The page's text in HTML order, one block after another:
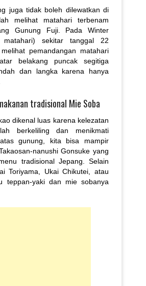
juga tidak boleh dilewatkan di
melihat matahari terbenam
Gunung Fuji. Pada Winter
sekitar tanggal 22
pemandangan matahari
belakang puncak segitiga
dan langka karena hanya
tradisional Mie Soba
dikenal luas karena kelezatan
berkeliling dan menikmati
gunung, kita bisa mampir
nanushi Gonsuke yang
tradisional Jepang. Selain
Toriyama, Ukai Chikutei, atau
teppan-yaki dan mie sobanya